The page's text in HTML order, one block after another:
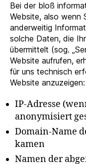
Bei der bloß
Website, also wenn
anderweitig
solche Daten, die
übermittelt (sog.
Website aufrufen,
für uns technisch
Website anzuzeigen:
IP-Adresse
anonymisiert
Domain-Name
kamen
Namen der